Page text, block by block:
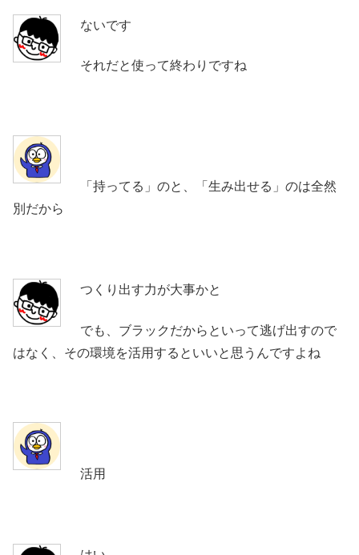
ないです
それだと使って終わりですね
「持ってる」のと、「生み出せる」のは全然
別だから
つくり出す力が大事かと
でも、ブラックだからといって逃げ出すので
はなく、その環境を活用するといいと思うんですよね
活用